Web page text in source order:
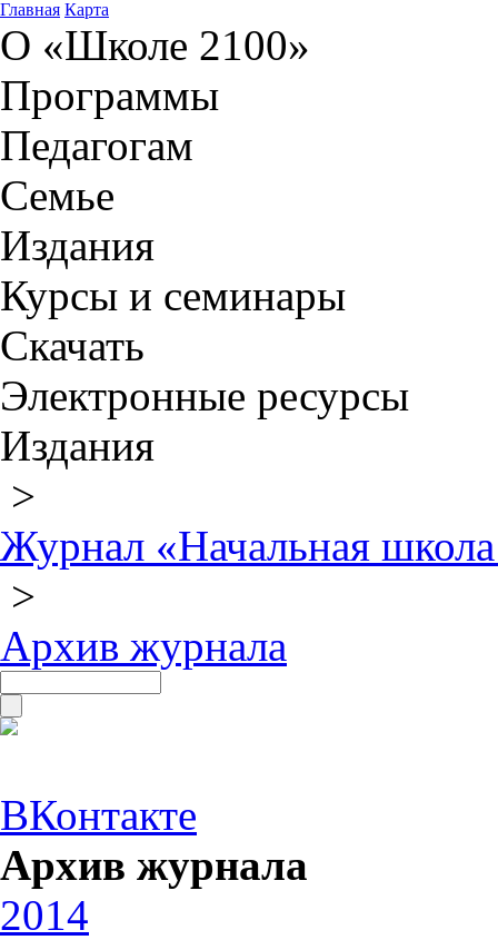
Главная Карта
О «Школе 2100»
Программы
Педагогам
Семье
Издания
Курсы и семинары
Скачать
Электронные ресурсы
Издания
>
Журнал «Начальная
>
Архив журнала
ВКонтакте
Архив журнала
2014